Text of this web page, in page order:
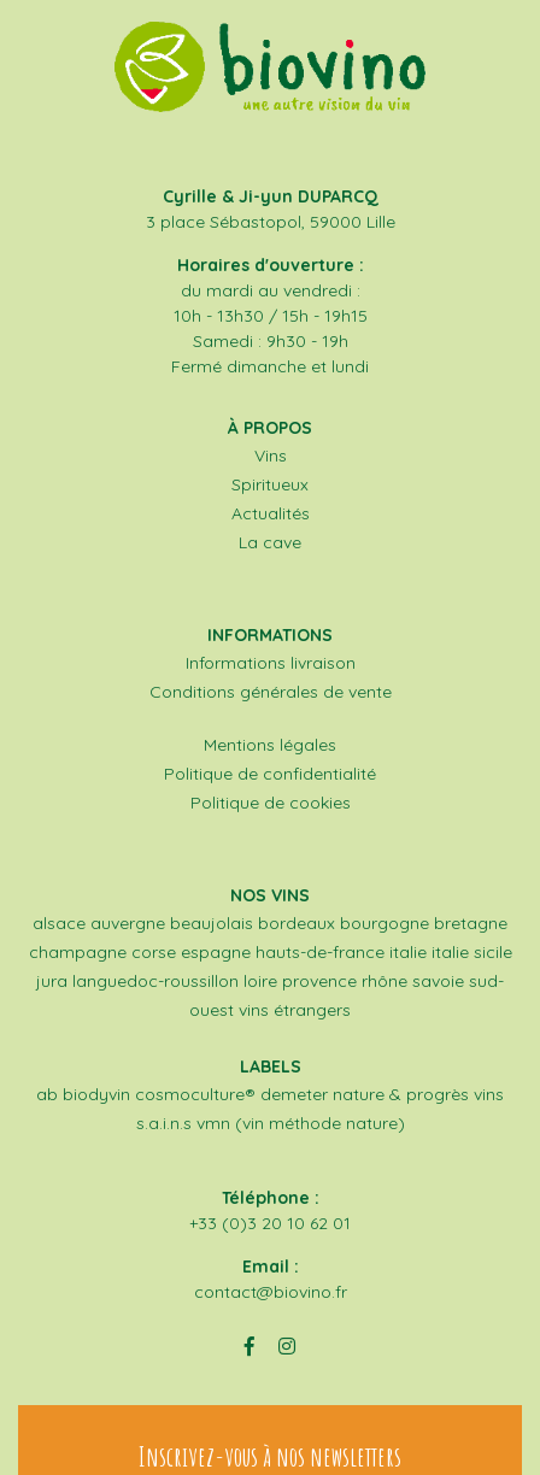
Cyrille & Ji-yun DUPARCQ
3 place Sébastopol, 59000 Lille
Horaires d'ouverture :
du mardi au vendredi :
10h - 13h30 / 15h - 19h15
Samedi : 9h30 - 19h
Fermé dimanche et lundi
À PROPOS
Vins
Spiritueux
Actualités
La cave
INFORMATIONS
Informations livraison
Conditions générales de vente
Mentions légales
Politique de confidentialité
Politique de cookies
NOS VINS
alsace auvergne beaujolais bordeaux bourgogne bretagne
champagne corse espagne hauts-de-france italie italie sicile
jura languedoc-roussillon loire provence rhône savoie sud-
ouest vins étrangers
LABELS
ab biodyvin cosmoculture® demeter nature & progrès vins
s.a.i.n.s vmn (vin méthode nature)
Téléphone :
+33 (0)3 20 10 62 01
Email :
contact@biovino.fr
Inscrivez-vous à nos newsletters